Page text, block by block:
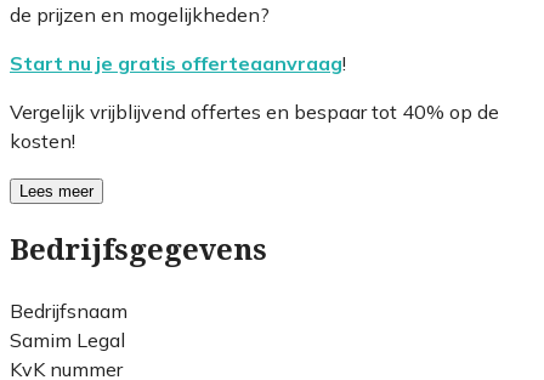
de prijzen en mogelijkheden?
Start nu je gratis offerteaanvraag!
Vergelijk vrijblijvend offertes en bespaar tot 40% op de
kosten!
Lees meer
Bedrijfsgegevens
Bedrijfsnaam
Samim Legal
KvK nummer